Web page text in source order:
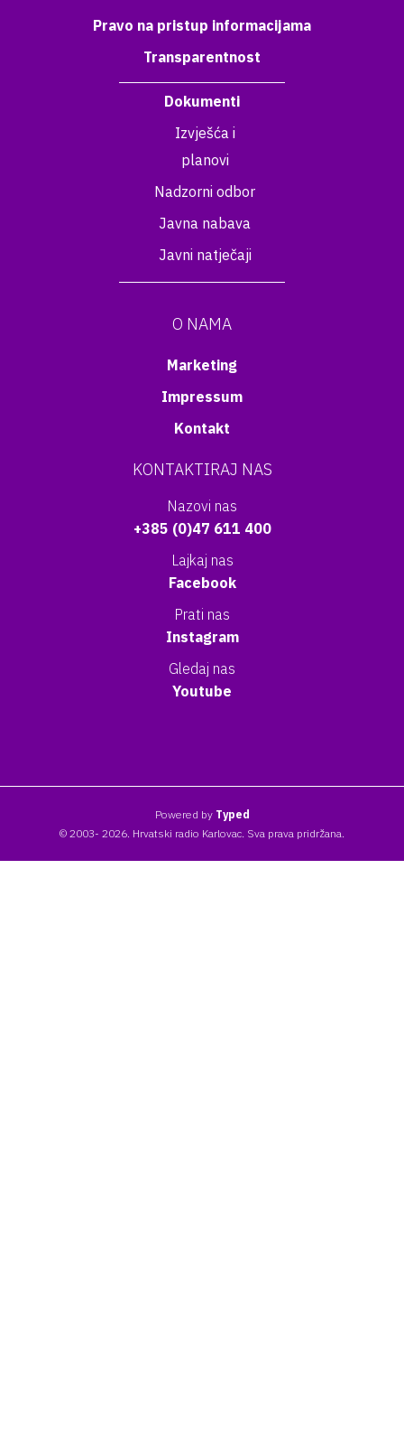
Pravo na pristup informacijama
Transparentnost
Dokumenti
Izvješća i
planovi
Nadzorni odbor
Javna nabava
Javni natječaji
O NAMA
Marketing
Impressum
Kontakt
KONTAKTIRAJ NAS
Nazovi nas
+385 (0)47 611 400
Lajkaj nas
Facebook
Prati nas
Instagram
Gledaj nas
Youtube
Powered by Typed
© 2003- 2026. Hrvatski radio Karlovac. Sva prava pridržana.